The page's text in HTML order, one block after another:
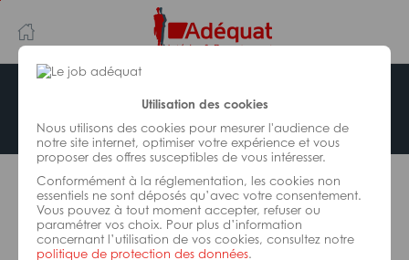
Utilisation des cookies
Nous utilisons des cookies pour mesurer l'audience de
notre site internet, optimiser votre expérience et vous
proposer des offres susceptibles de vous intéresser.
Conformément à la réglementation, les cookies non
essentiels ne sont déposés qu’avec votre consentement.
Vous pouvez à tout moment accepter, refuser ou
paramétrer vos choix. Pour plus d’information
concernant l’utilisation de vos cookies, consultez notre
politique de protection des données.
au
contenu
principal
navigation
Offre indisponible
L’offre d’emploi que vous tentez de consulter n’est
plus disponible.
De nombreuses autres missions peuvent vous
correspondre, consultez toutes nos offres.